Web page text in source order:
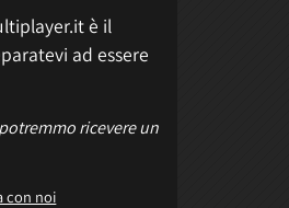
è il
ad essere
ricevere un
con noi